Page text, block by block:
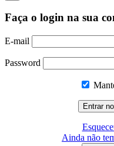
Faça o login na sua
E-mail
Password
Ainda não